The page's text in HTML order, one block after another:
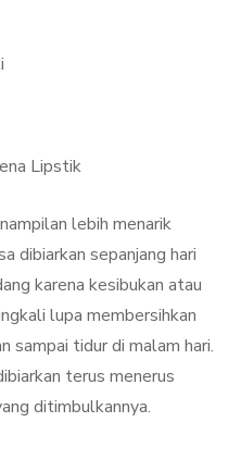
Lipstik
lebih menarik
dibiarkan sepanjang hari
karena kesibukan atau
lupa membersihkan
sampai tidur di malam hari.
terus menerus
ditimbulkannya.